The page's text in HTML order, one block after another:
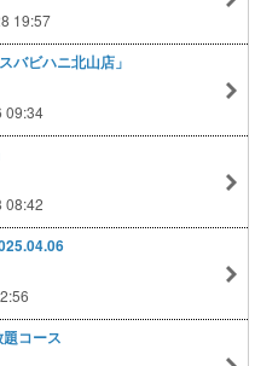
19:57
バビハニ北山店」
09:34
08:42
コース